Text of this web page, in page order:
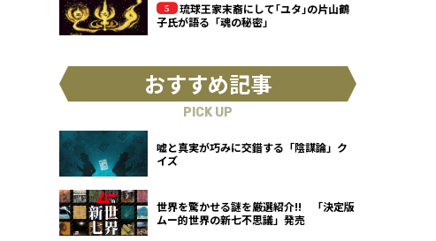
琉球王家末裔にして｢ユタ｣の片山鶴
子氏が語る「魂の秘密」
おすすめ記事
PICK UP
嘘と真実が巧みに交錯する「陰謀論」ク
イズ
世界を驚かせる謎を厳選紹介!! 「決定版
ムー的世界の新七不思議」発売